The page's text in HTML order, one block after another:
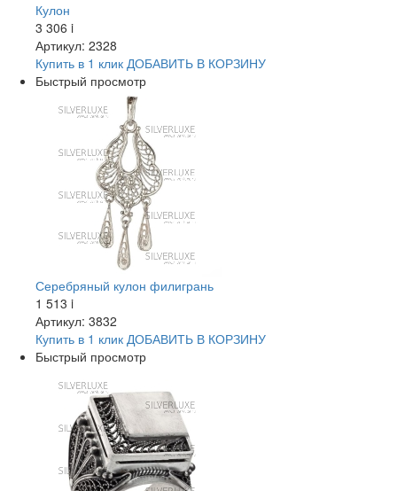
Кулон
3 306 i
Артикул: 2328
Купить в 1 клик ДОБАВИТЬ В КОРЗИНУ
Быстрый просмотр
Серебряный кулон филигрань
1 513 i
Артикул: 3832
Купить в 1 клик ДОБАВИТЬ В КОРЗИНУ
Быстрый просмотр